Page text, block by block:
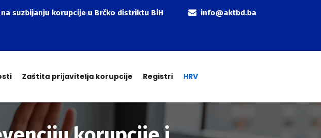
suzbijanju korupcije u Brčko distriktu BiH info@aktbd.ba
Zaštita prijavitelja korupcije Registri HRV